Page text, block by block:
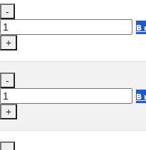
-
+
В
-
+
В